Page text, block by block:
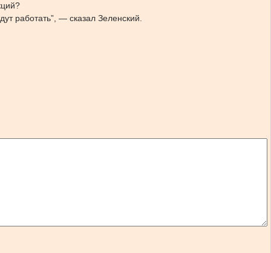
работать”, — сказал Зеленский.